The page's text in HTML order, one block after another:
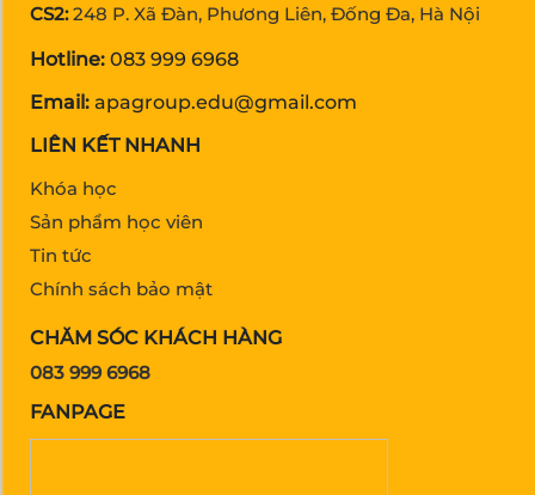
CS2: 248 P. Xã Đàn, Phương Liên, Đống Đa, Hà Nội
Hotline: 083 999 6968
Email: apagroup.edu@gmail.com
LIÊN KẾT NHANH
Khóa học
Sản phẩm học viên
Tin tức
Chính sách bảo mật
CHĂM SÓC KHÁCH HÀNG
083 999 6968
FANPAGE